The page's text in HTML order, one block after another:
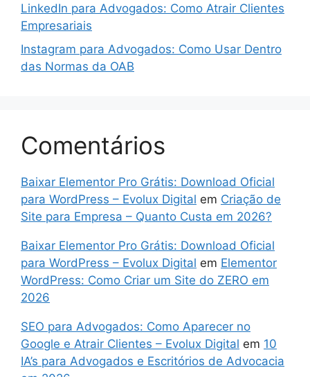
LinkedIn para Advogados: Como Atrair Clientes
Empresariais
Instagram para Advogados: Como Usar Dentro
das Normas da OAB
Comentários
Baixar Elementor Pro Grátis: Download Oficial
para WordPress – Evolux Digital em Criação de
Site para Empresa – Quanto Custa em 2026?
Baixar Elementor Pro Grátis: Download Oficial
para WordPress – Evolux Digital em Elementor
WordPress: Como Criar um Site do ZERO em
2026
SEO para Advogados: Como Aparecer no
Google e Atrair Clientes – Evolux Digital em 10
IA’s para Advogados e Escritórios de Advocacia